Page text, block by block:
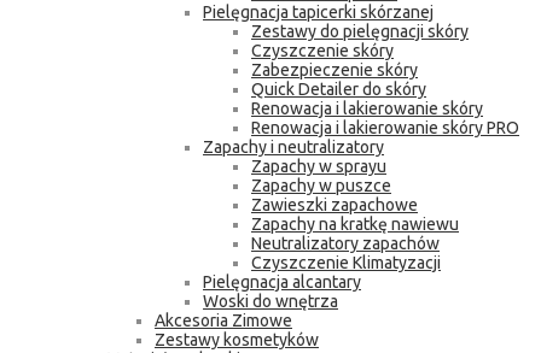
Pielęgnacja tapicerki skórzanej
Zestawy do pielęgnacji skóry
Czyszczenie skóry
Zabezpieczenie skóry
Quick Detailer do skóry
Renowacja i lakierowanie skóry
Renowacja i lakierowanie skóry PRO
Zapachy i neutralizatory
Zapachy w sprayu
Zapachy w puszce
Zawieszki zapachowe
Zapachy na kratkę nawiewu
Neutralizatory zapachów
Czyszczenie Klimatyzacji
Pielęgnacja alcantary
Woski do wnętrza
Akcesoria Zimowe
Zestawy kosmetyków